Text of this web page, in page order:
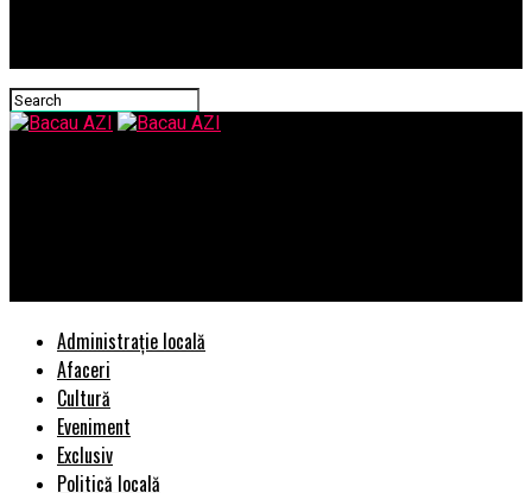
Administrație locală
Afaceri
Cultură
Eveniment
Exclusiv
Politică locală